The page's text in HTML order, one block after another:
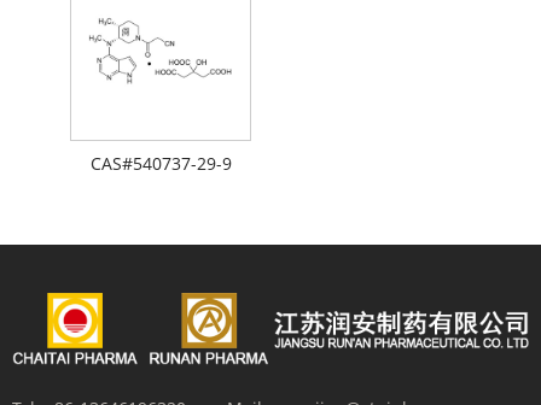
CAS#540737-29-9